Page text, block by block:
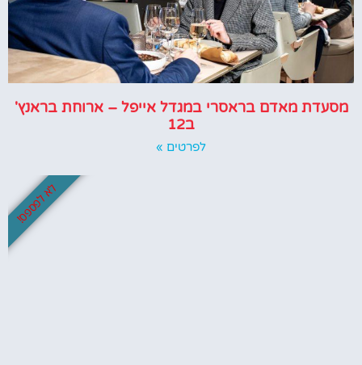
מסעדת מאדם בראסרי במגדל אייפל – ארוחת בראנץ'
ב12
לפרטים »
לא לפספס!